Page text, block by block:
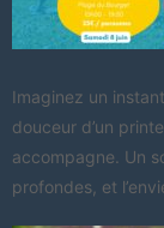
Imaginez un
douceur d’un
accompagne. Un
profondes, et